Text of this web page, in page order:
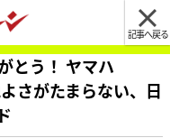
記事へ戻る
とう！ ヤマハ
さがたまらない、日